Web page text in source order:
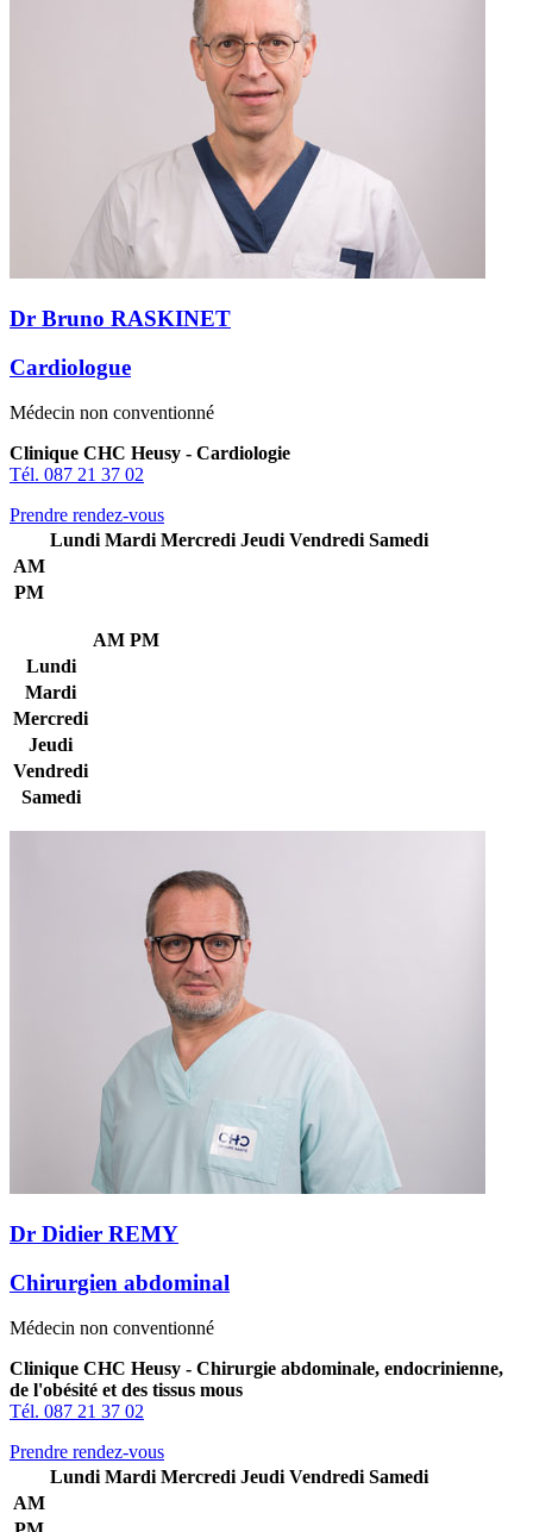
Dr Bruno RASKINET
Cardiologue
Médecin non conventionné
Clinique CHC Heusy - Cardiologie
Tél. 087 21 37 02
Prendre rendez-vous
Lundi Mardi Mercredi Jeudi Vendredi Samedi
AM
PM
AM PM
Lundi
Mardi
Mercredi
Jeudi
Vendredi
Samedi
Dr Didier REMY
Chirurgien abdominal
Médecin non conventionné
Clinique CHC Heusy - Chirurgie abdominale, endocrinienne,
de l'obésité et des tissus mous
Tél. 087 21 37 02
Prendre rendez-vous
Lundi Mardi Mercredi Jeudi Vendredi Samedi
AM